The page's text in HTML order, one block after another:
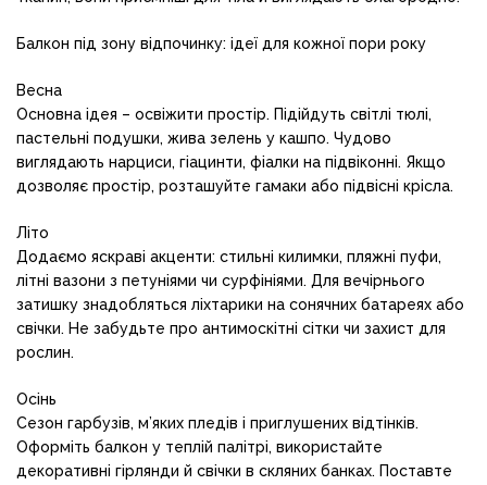
Балкон під зону відпочинку: ідеї для кожної пори року
Весна
Основна ідея – освіжити простір. Підійдуть світлі тюлі,
пастельні подушки, жива зелень у кашпо. Чудово
виглядають нарциси, гіацинти, фіалки на підвіконні. Якщо
дозволяє простір, розташуйте гамаки або підвісні крісла.
Літо
Додаємо яскраві акценти: стильні килимки, пляжні пуфи,
літні вазони з петуніями чи сурфініями. Для вечірнього
затишку знадобляться ліхтарики на сонячних батареях або
свічки. Не забудьте про антимоскітні сітки чи захист для
рослин.
Осінь
Сезон гарбузів, м’яких пледів і приглушених відтінків.
Оформіть балкон у теплій палітрі, використайте
декоративні гірлянди й свічки в скляних банках. Поставте